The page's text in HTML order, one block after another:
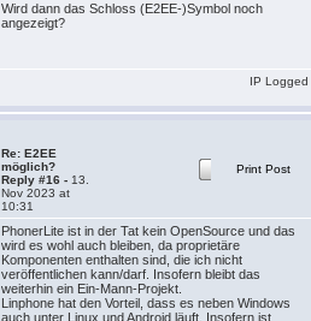
Wird dann das Schloss (E2EE-)Symbol noch
angezeigt?
IP Logged
Re: E2EE
möglich?
Reply #16 - 13.
Nov 2023 at
10:31
Print Post
PhonerLite ist in der Tat kein OpenSource und das
wird es wohl auch bleiben, da proprietäre
Komponenten enthalten sind, die ich nicht
veröffentlichen kann/darf. Insofern bleibt das
weiterhin ein Ein-Mann-Projekt.
Linphone hat den Vorteil, dass es neben Windows
auch unter Linux und Android läuft. Insofern ist